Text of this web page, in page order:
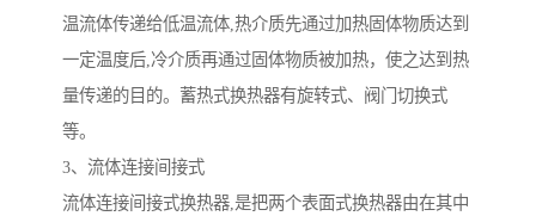
温流体传递给低温流体,热介质先通过加热固体物质达到
一定温度后,冷介质再通过固体物质被加热，使之达到热
量传递的目的。蓄热式换热器有旋转式、阀门切换式
等。
3、流体连接间接式
流体连接间接式换热器,是把两个表面式换热器由在其中